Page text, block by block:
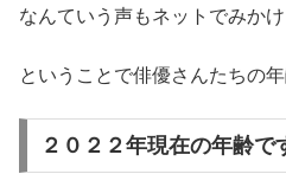
なんていう声もネットでみかけ
ということで俳優さんたちの
２０２２年現在の年齢で